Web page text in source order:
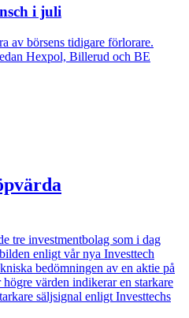
i juli
av börsens tidigare förlorare.
Hexpol, Billerud och BE
tre investmentbolag som i dag
enligt vår nya Investtech
bedömningen av en aktie på
värden indikerar en starkare
säljsignal enligt Investtechs